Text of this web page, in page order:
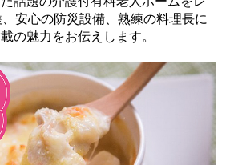
安心の防災設備、熟練の料理長に
の魅力をお伝えします。